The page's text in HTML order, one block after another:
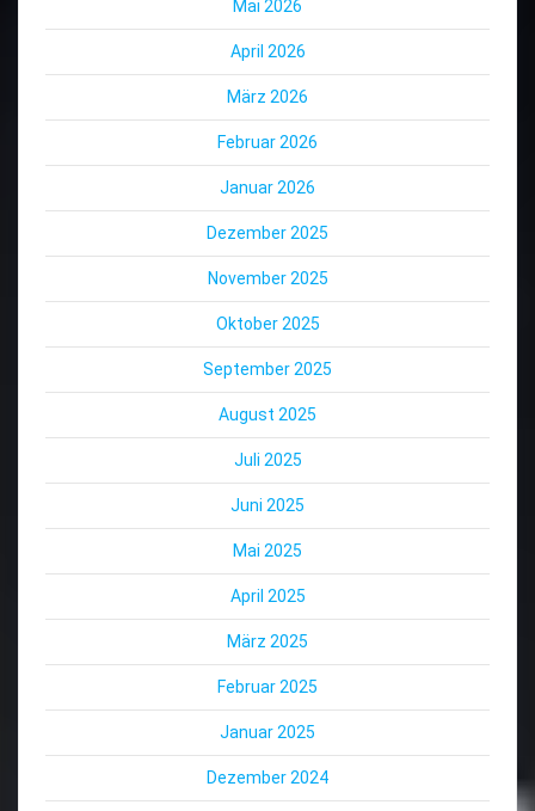
Mai 2026
April 2026
März 2026
Februar 2026
Januar 2026
Dezember 2025
November 2025
Oktober 2025
September 2025
August 2025
Juli 2025
Juni 2025
Mai 2025
April 2025
März 2025
Februar 2025
Januar 2025
Dezember 2024